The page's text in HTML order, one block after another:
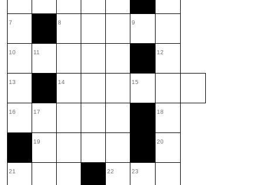
7 8 9
10 11 12
13 14 15
16 17 18
19 20
21 22 23